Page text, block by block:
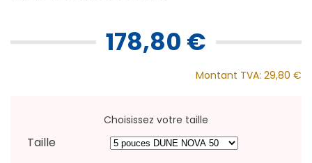
178,80 €
Montant TVA: 29,80 €
Choisissez votre taille
Taille